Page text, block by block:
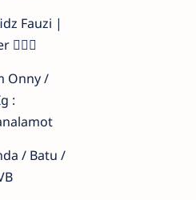
Fauzi |
🙇🏻‍♂️
Onny /
:
/ Batu /